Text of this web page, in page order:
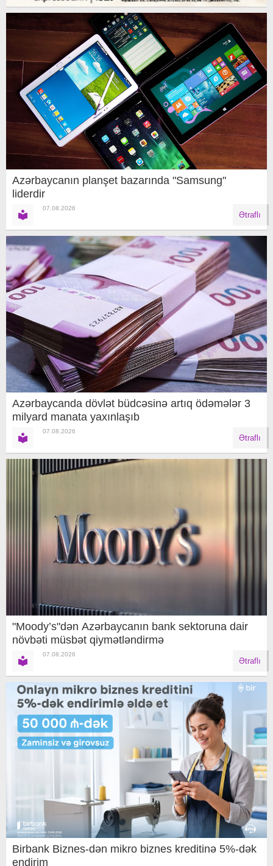
Azərbaycanın planşet bazarında "Samsung"
liderdir
07.08.2026
Ətraflı
Azərbaycanda dövlət büdcəsinə artıq ödəmələr 3
milyard manata yaxınlaşıb
07.08.2026
Ətraflı
"Moody’s"dən Azərbaycanın bank sektoruna dair
növbəti müsbət qiymətləndirmə
07.08.2026
Ətraflı
Birbank Biznes-dən mikro biznes kreditinə 5%-dək
endirim